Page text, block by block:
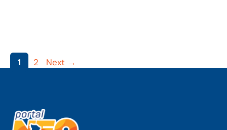
Page
1 Page
2 Next →